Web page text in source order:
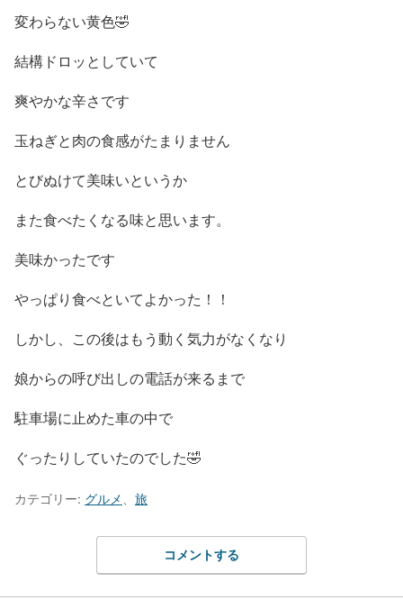
変わらない黄色🤣
結構ドロッとしていて
爽やかな辛さです
玉ねぎと肉の食感がたまりません
とびぬけて美味いというか
また食べたくなる味と思います。
美味かったです
やっぱり食べといてよかった！！
しかし、この後はもう動く気力がなくなり
娘からの呼び出しの電話が来るまで
駐車場に止めた車の中で
ぐったりしていたのでした🤣
カテゴリー: グルメ 旅
コメントする